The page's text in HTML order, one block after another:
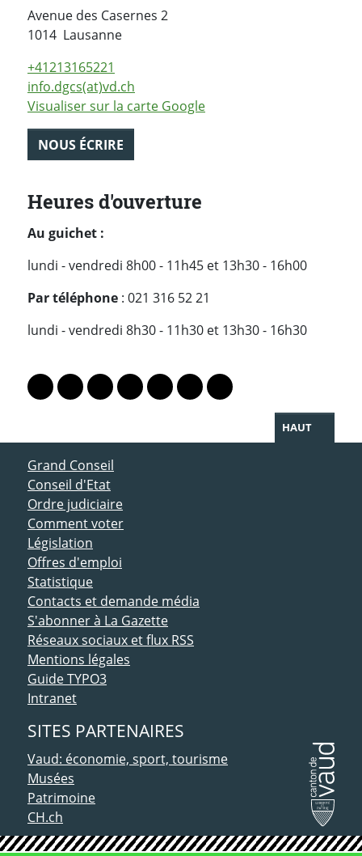
Avenue des Casernes 2
1014 LausanneSuisse
+41213165221
info.dgcs(at)vd.ch
Visualiser sur la carte Google
NOUS ÉCRIRE
Heures d'ouverture
Au guichet :
lundi - vendredi 8h00 - 11h45 et 13h30 - 16h00
Par téléphone : 021 316 52 21
lundi - vendredi 8h30 - 11h30 et 13h30 - 16h30
Lien vers le profil Mastodon
Lien vers le profil Bluesky
Lien vers le profil Instagram
Lien vers le profil Linkedin
Lien vers le profil Facebook
Lien vers le profil Twitter
Partager par WhatsApp
HAUT
ACCÈS DIRECT
Grand Conseil
Conseil d'Etat
Ordre judiciaire
Comment voter
Législation
Offres d'emploi
Statistique
Contacts et demande média
S'abonner à La Gazette
Réseaux sociaux et flux RSS
Mentions légales
Guide TYPO3
Intranet
SITES PARTENAIRES
Vaud: économie, sport, tourisme
Musées
Patrimoine
CH.ch